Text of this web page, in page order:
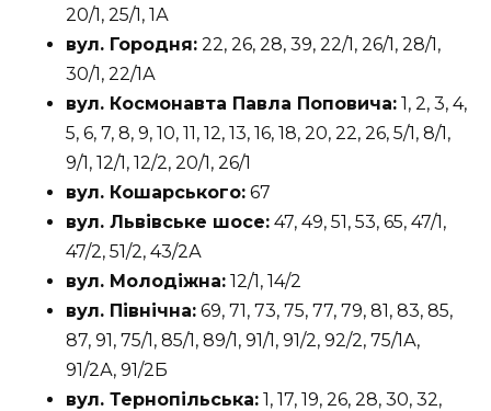
20/1, 25/1, 1А
вул. Городня: 22, 26, 28, 39, 22/1, 26/1, 28/1,
30/1, 22/1А
вул. Космонавта Павла Поповича: 1, 2, 3, 4,
5, 6, 7, 8, 9, 10, 11, 12, 13, 16, 18, 20, 22, 26, 5/1, 8/1,
9/1, 12/1, 12/2, 20/1, 26/1
вул. Кошарського: 67
вул. Львівське шосе: 47, 49, 51, 53, 65, 47/1,
47/2, 51/2, 43/2А
вул. Молодіжна: 12/1, 14/2
вул. Північна: 69, 71, 73, 75, 77, 79, 81, 83, 85,
87, 91, 75/1, 85/1, 89/1, 91/1, 91/2, 92/2, 75/1А,
91/2А, 91/2Б
вул. Тернопільська: 1, 17, 19, 26, 28, 30, 32,